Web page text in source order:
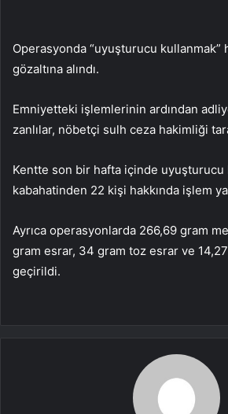
Operasyonda “uyuşturucu kullanmak”
gözaltına alındı.
Emniyetteki işlemlerinin ardından
zanlılar, nöbetçi sulh ceza hakimliği
Kentte son bir hafta içinde uyuşturucu
kabahatinden 22 kişi hakkında işlem
Ayrıca operasyonlarda 266,69 gram
gram esrar, 34 gram toz esrar ve
geçirildi.